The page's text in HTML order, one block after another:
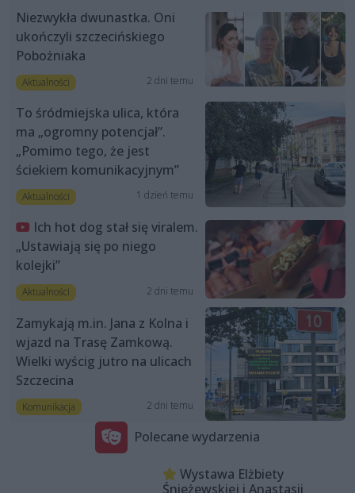
Niezwykła dwunastka. Oni
ukończyli szczecińskiego
Pobożniaka
Aktualności 2 dni temu
To śródmiejska ulica, która
ma „ogromny potencjał”.
„Pomimo tego, że jest
ściekiem komunikacyjnym”
Aktualności 1 dzień temu
Ich hot dog stał się viralem.
„Ustawiają się po niego
kolejki”
Aktualności 2 dni temu
Zamykają m.in. Jana z Kolna i
wjazd na Trasę Zamkową.
Wielki wyścig jutro na ulicach
Szczecina
Komunikacja 2 dni temu
Polecane wydarzenia
Wystawa Elżbiety
Śnieżewskiej i Anastasii